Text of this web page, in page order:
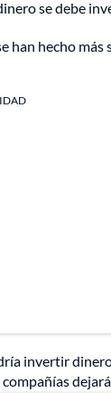
se debe
han hecho
invertir